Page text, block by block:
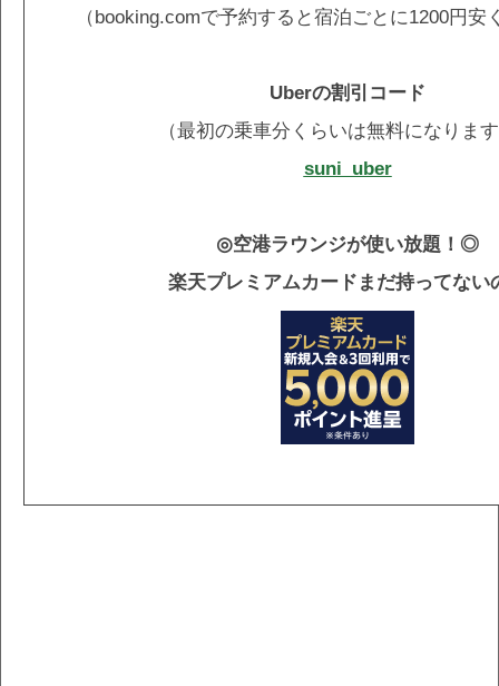
（booking.comで予約すると宿泊ごとに1200円安
Uberの割引コード
（最初の乗車分くらいは無料になりま
suni_uber
◎空港ラウンジが使い放題！◎
楽天プレミアムカードまだ持ってない